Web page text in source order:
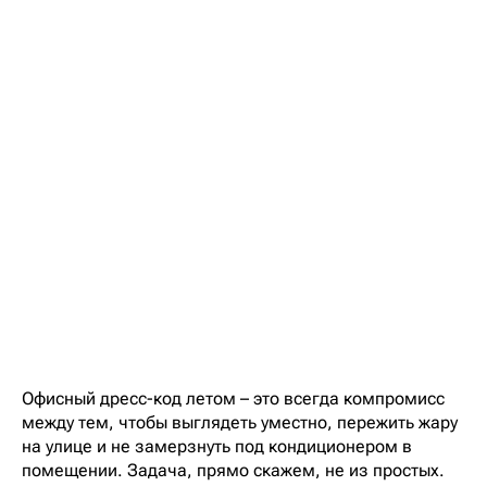
Офисный дресс-код летом – это всегда компромисс
между тем, чтобы выглядеть уместно, пережить жару
на улице и не замерзнуть под кондиционером в
помещении. Задача, прямо скажем, не из простых.